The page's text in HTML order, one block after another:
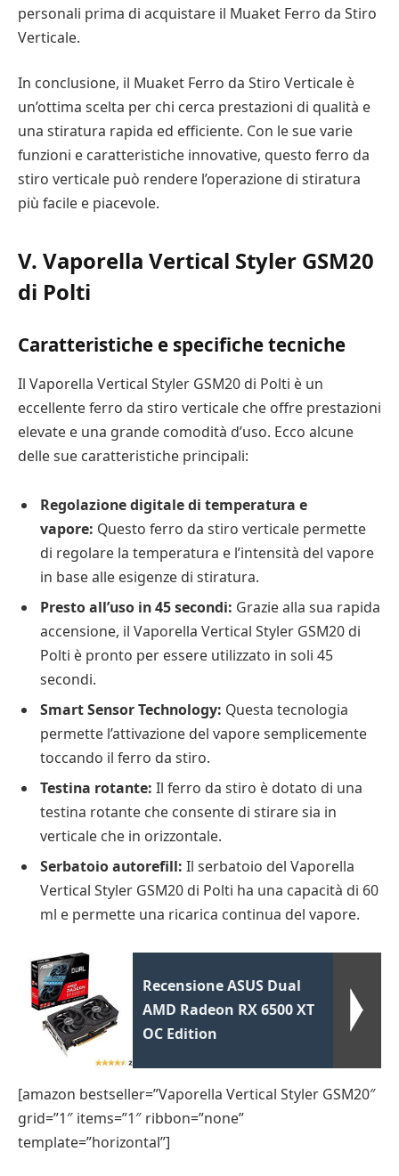
personali prima di acquistare il Muaket Ferro da Stiro
Verticale.
In conclusione, il Muaket Ferro da Stiro Verticale è
un’ottima scelta per chi cerca prestazioni di qualità e
una stiratura rapida ed efficiente. Con le sue varie
funzioni e caratteristiche innovative, questo ferro da
stiro verticale può rendere l’operazione di stiratura
più facile e piacevole.
V. Vaporella Vertical Styler GSM20
di Polti
Caratteristiche e specifiche tecniche
Il Vaporella Vertical Styler GSM20 di Polti è un
eccellente ferro da stiro verticale che offre prestazioni
elevate e una grande comodità d’uso. Ecco alcune
delle sue caratteristiche principali:
Regolazione digitale di temperatura e
vapore: Questo ferro da stiro verticale permette
di regolare la temperatura e l’intensità del vapore
in base alle esigenze di stiratura.
Presto all’uso in 45 secondi: Grazie alla sua rapida
accensione, il Vaporella Vertical Styler GSM20 di
Polti è pronto per essere utilizzato in soli 45
secondi.
Smart Sensor Technology: Questa tecnologia
permette l’attivazione del vapore semplicemente
toccando il ferro da stiro.
Testina rotante: Il ferro da stiro è dotato di una
testina rotante che consente di stirare sia in
verticale che in orizzontale.
Serbatoio autorefill: Il serbatoio del Vaporella
Vertical Styler GSM20 di Polti ha una capacità di 60
ml e permette una ricarica continua del vapore.
Recensione ASUS Dual
AMD Radeon RX 6500 XT
OC Edition
[amazon bestseller=”Vaporella Vertical Styler GSM20″
grid=”1″ items=”1″ ribbon=”none”
template=”horizontal”]